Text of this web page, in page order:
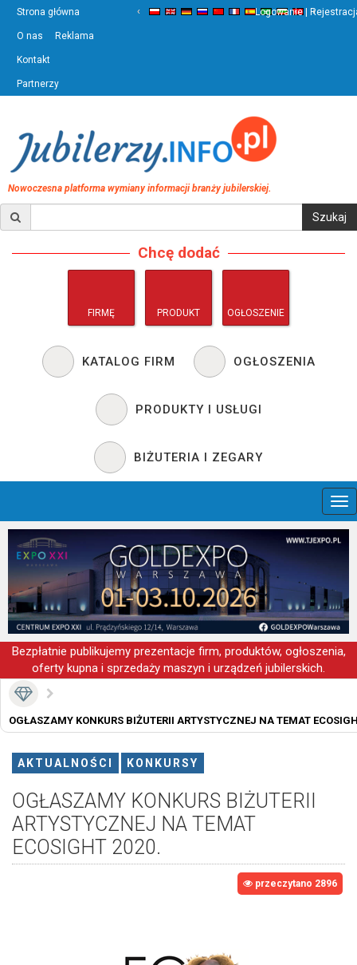
Strona główna
O nas Reklama
Kontakt
Partnerzy
‹ ›
Logowanie |
Nowoczesna platforma wymiany informacji branży jubilerskiej.
Chcę dodać
FIRMĘ PRODUKT OGŁOSZENIE
KATALOG FIRM OGŁOSZENIA
PRODUKTY I USŁUGI
BIŻUTERIA I ZEGARY
Bezpłatnie publikujemy prezentacje firm, produktów, ogłoszenia,
oferty kupna i sprzedaży maszyn i urządzeń jubilerskich.
OGŁASZAMY KONKURS BIŻUTERII ARTYSTYCZNEJ NA TEMAT
AKTUALNOŚCI KONKURSY
OGŁASZAMY KONKURS BIŻUTERII
ARTYSTYCZNEJ NA TEMAT
ECOSIGHT 2020.
przeczytano 2896